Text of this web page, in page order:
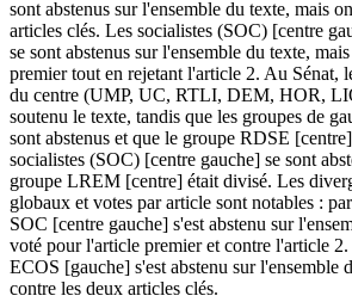
sont abstenus sur l'ensemble du texte, mais
articles clés. Les socialistes (SOC) [centre
se sont abstenus sur l'ensemble du texte,
premier tout en rejetant l'article 2. Au Sénat,
du centre (UMP, UC, RTLI, DEM, HOR,
soutenu le texte, tandis que les groupes de
sont abstenus et que le groupe RDSE
socialistes (SOC) [centre gauche] se sont
groupe LREM [centre] était divisé. Les
globaux et votes par article sont notables :
SOC [centre gauche] s'est abstenu sur
voté pour l'article premier et contre l'article
ECOS [gauche] s'est abstenu sur l'ensemble
contre les deux articles clés.